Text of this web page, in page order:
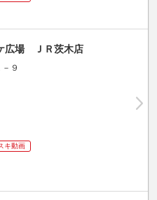
広場 ＪＲ茨木店
９
キ動画